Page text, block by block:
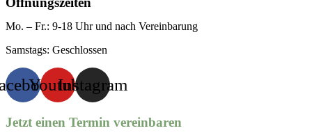
Mo. – Fr.: 9-18 Uhr und nach Vereinbarung
Samstags: Geschlossen
YoutubeInstagram
Jetzt einen Termin vereinbaren